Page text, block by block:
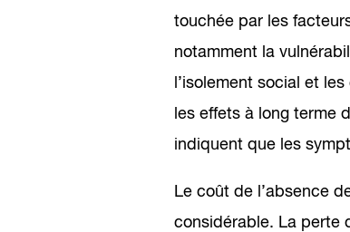
touchée par les
notamment la
l’isolement social et
les effets à long terme
indiquent que les
Le coût de l’absence
considérable. La perte